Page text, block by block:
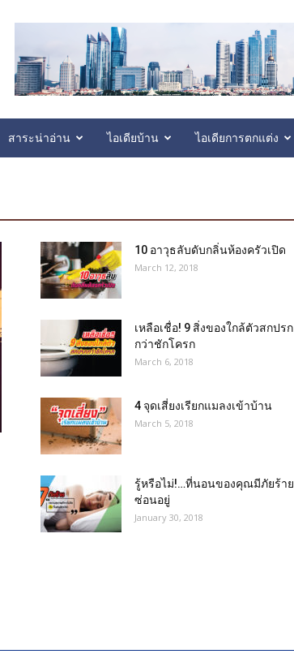
สาระน่าอ่าน ไอเดียบ้าน ไอเดียการตกแต่ง
10 อาวุธลับดับกลิ่นห้องครัวเปิด
March 12, 2018
เหลือเชื่อ! 9 สิ่งของใกล้ตัวสกปรก
กว่าชักโครก
March 6, 2018
4 จุดเสี่ยงเรียกแมลงเข้าบ้าน
March 5, 2018
รู้หรือไม่!…ที่นอนของคุณมีภัยร้าย
ซ่อนอยู่
January 30, 2018